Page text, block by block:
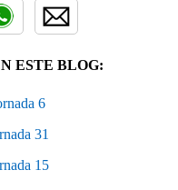
ESTE BLOG:
6
31
15